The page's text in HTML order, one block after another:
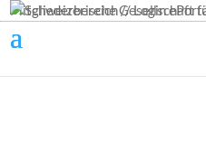
Mitgliederbereich // Login